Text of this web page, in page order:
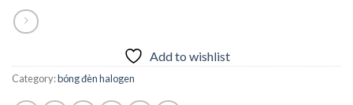
Add to wishlist
Category:bóng đèn halogen